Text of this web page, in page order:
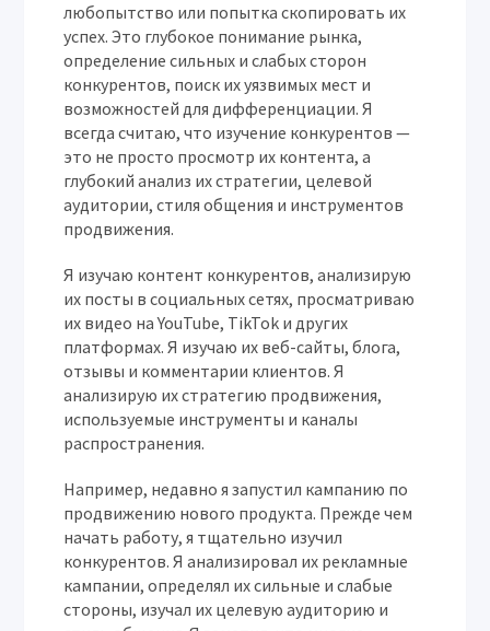
любопытство или попытка скопировать их
успех. Это глубокое понимание рынка,
определение сильных и слабых сторон
конкурентов, поиск их уязвимых мест и
возможностей для дифференциации. Я
всегда считаю, что изучение конкурентов —
это не просто просмотр их контента, а
глубокий анализ их стратегии, целевой
аудитории, стиля общения и инструментов
продвижения.
Я изучаю контент конкурентов, анализирую
их посты в социальных сетях, просматриваю
их видео на YouTube, TikTok и других
платформах. Я изучаю их веб-сайты, блога,
отзывы и комментарии клиентов. Я
анализирую их стратегию продвижения,
используемые инструменты и каналы
распространения.
Например, недавно я запустил кампанию по
продвижению нового продукта. Прежде чем
начать работу, я тщательно изучил
конкурентов. Я анализировал их рекламные
кампании, определял их сильные и слабые
стороны, изучал их целевую аудиторию и